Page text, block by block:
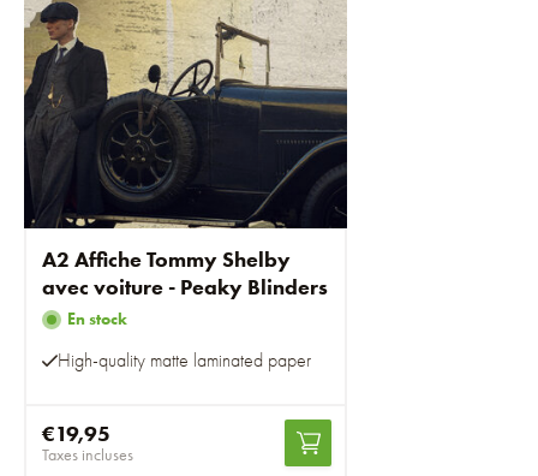
A2 Affiche Tommy Shelby
avec voiture - Peaky Blinders
En stock
High-quality matte laminated paper
€19,95
Taxes incluses